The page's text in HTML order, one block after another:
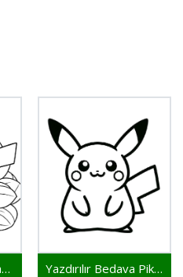
Ücretsiz Pikachu Yazdır Yazdırılır Bedava Pikachu